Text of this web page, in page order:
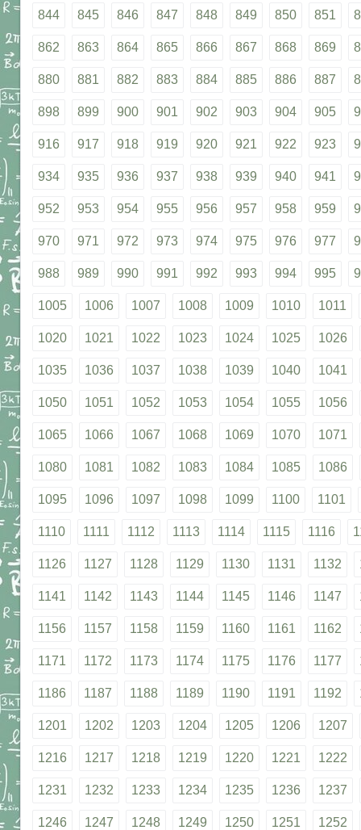
844 845 846 847 848 849 850 851
862 863 864 865 866 867 868 869
880 881 882 883 884 885 886 887
898 899 900 901 902 903 904 905
916 917 918 919 920 921 922 923
934 935 936 937 938 939 940 941
952 953 954 955 956 957 958 959
970 971 972 973 974 975 976 977
988 989 990 991 992 993 994 995
1005 1006 1007 1008 1009 1010 1011
1020 1021 1022 1023 1024 1025 1026
1035 1036 1037 1038 1039 1040 1041
1050 1051 1052 1053 1054 1055 1056
1065 1066 1067 1068 1069 1070 1071
1080 1081 1082 1083 1084 1085 1086
1095 1096 1097 1098 1099 1100 1101
1110 1111 1112 1113 1114 1115 1116
1126 1127 1128 1129 1130 1131 1132
1141 1142 1143 1144 1145 1146 1147
1156 1157 1158 1159 1160 1161 1162
1171 1172 1173 1174 1175 1176 1177
1186 1187 1188 1189 1190 1191 1192
1201 1202 1203 1204 1205 1206 1207
1216 1217 1218 1219 1220 1221 1222
1231 1232 1233 1234 1235 1236 1237
1246 1247 1248 1249 1250 1251 1252